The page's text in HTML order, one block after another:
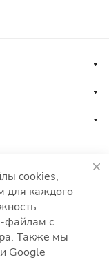
cookies,
для каждого
файлам с
Также мы
Google